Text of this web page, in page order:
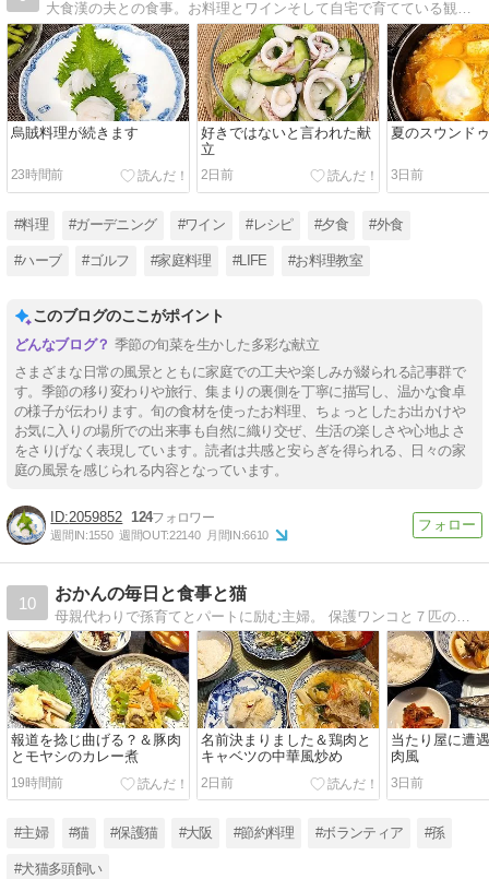
烏賊料理が続きます
23時間前
好きではないと言われた献
立
2日前
夏のスウンド
3日前
#料理 #ガーデニング #ワイン #レシピ #夕食 #外食
#ハーブ #ゴルフ #家庭料理 #LIFE #お料理教室
このブログのここがポイント
季節の旬菜を生かした多彩な献立
さまざまな日常の風景とともに家庭での工夫や楽しみが綴られる記事群で
す。季節の移り変わりや旅行、集まりの裏側を丁寧に描写し、温かな食卓
の様子が伝わります。旬の食材を使ったお料理、ちょっとしたお出かけや
お気に入りの場所での出来事も自然に織り交ぜ、生活の楽しさや心地よさ
をさりげなく表現しています。読者は共感と安らぎを得られる、日々の家
庭の風景を感じられる内容となっています。
2059852 124
週間IN:1550 週間OUT:22140 月間IN:6610
10
おかんの毎日と食事と猫
母親代わりで孫育てとパートに励む主婦。 保護ワンコと７匹の保護ニャンコ。猫の保護活動で毎日ドタバタ。 でも家族の健康のため毎日栄養たっぷりな節約料理を作ります。
報道を捻じ曲げる？＆豚肉
とモヤシのカレー煮
19時間前
名前決まりました＆鶏肉と
キャベツの中華風炒め
2日前
当たり屋に遭
肉風
3日前
#主婦 #猫 #保護猫 #大阪 #節約料理 #ボランティア #孫
#犬猫多頭飼い